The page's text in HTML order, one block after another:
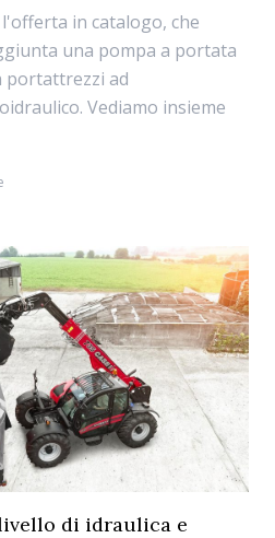
in catalogo, che
una pompa a portata
portattrezzi ad
Vediamo insieme
di idraulica e